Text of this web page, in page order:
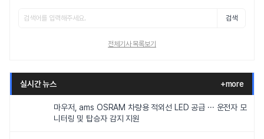
검색
전체기사 목록보기
실시간 뉴스 +more
마우저, ams OSRAM 차량용 적외선 LED 공급 ··· 운전자 모
니터링 및 탑승자 감지 지원